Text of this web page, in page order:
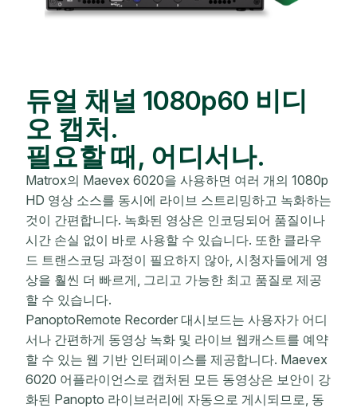
듀얼 채널 1080p60 비디
오 캡처.
필요할 때, 어디서나.
Matrox의 Maevex 6020을 사용하면 여러 개의 1080p
HD 영상 소스를 동시에 라이브 스트리밍하고 녹화하는
것이 간편합니다. 녹화된 영상은 인코딩되어 품질이나
시간 손실 없이 바로 사용할 수 있습니다. 또한 클라우
드 트랜스코딩 과정이 필요하지 않아, 시청자들에게 영
상을 훨씬 더 빠르게, 그리고 가능한 최고 품질로 제공
할 수 있습니다.
PanoptoRemote Recorder 대시보드는 사용자가 어디
서나 간편하게 동영상 녹화 및 라이브 웹캐스트를 예약
할 수 있는 웹 기반 인터페이스를 제공합니다. Maevex
6020 어플라이언스로 캡처된 모든 동영상은 보안이 강
화된 Panopto 라이브러리에 자동으로 게시되므로, 동